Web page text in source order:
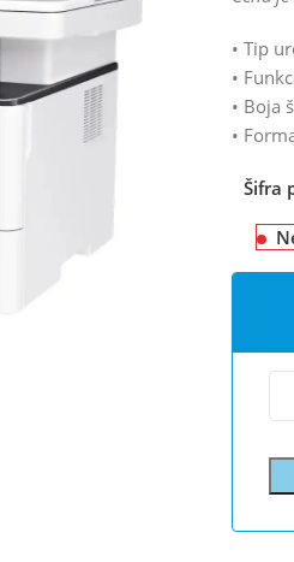
• Tip
•
• Boja
•
Šifra